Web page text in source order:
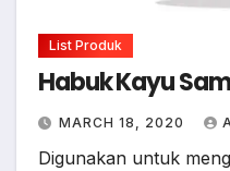
List Produk
Habuk Kayu
MARCH 18, 2020
Digunakan untuk